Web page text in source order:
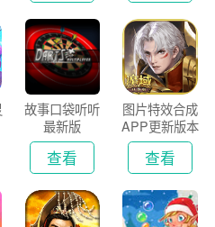
故事口袋听听
最新版
查看
图片特效合成
APP更新版本
2026
查看